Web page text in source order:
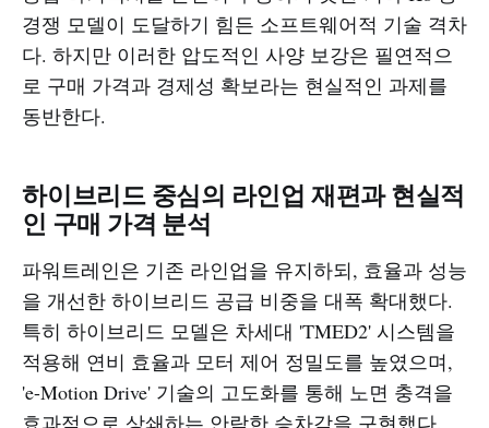
경쟁 모델이 도달하기 힘든 소프트웨어적 기술 격차
다. 하지만 이러한 압도적인 사양 보강은 필연적으
로 구매 가격과 경제성 확보라는 현실적인 과제를
동반한다.
하이브리드 중심의 라인업 재편과 현실적
인 구매 가격 분석
파워트레인은 기존 라인업을 유지하되, 효율과 성능
을 개선한 하이브리드 공급 비중을 대폭 확대했다.
특히 하이브리드 모델은 차세대 'TMED2' 시스템을
적용해 연비 효율과 모터 제어 정밀도를 높였으며,
'e-Motion Drive' 기술의 고도화를 통해 노면 충격을
효과적으로 상쇄하는 안락한 승차감을 구현했다.